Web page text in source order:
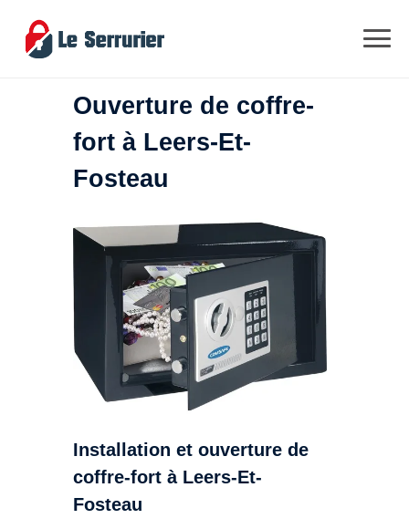
Ouverture de coffre-
fort à Leers-Et-
Fosteau
Installation et ouverture de
coffre-fort à Leers-Et-
Fosteau